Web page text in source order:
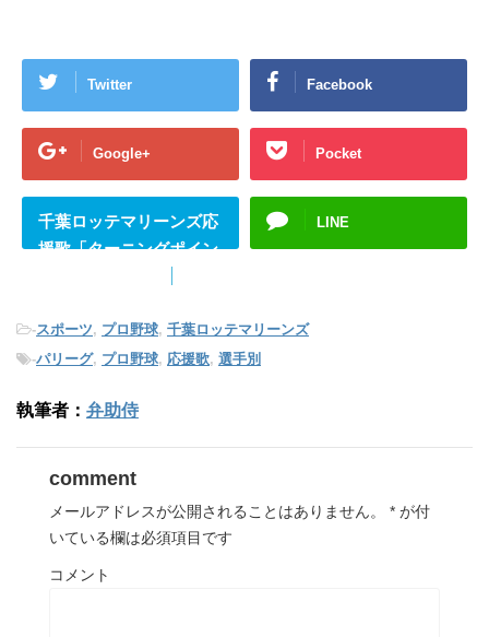
Twitter Facebook
Google+ Pocket
千葉ロッテマリーンズ応
援歌「ターニングポイン
LINE
-スポーツ, プロ野球, 千葉ロッテマリーンズ
-パリーグ, プロ野球, 応援歌, 選手別
執筆者： 弁助侍
comment
メールアドレスが公開されることはありません。 * が付
いている欄は必須項目です
コメント